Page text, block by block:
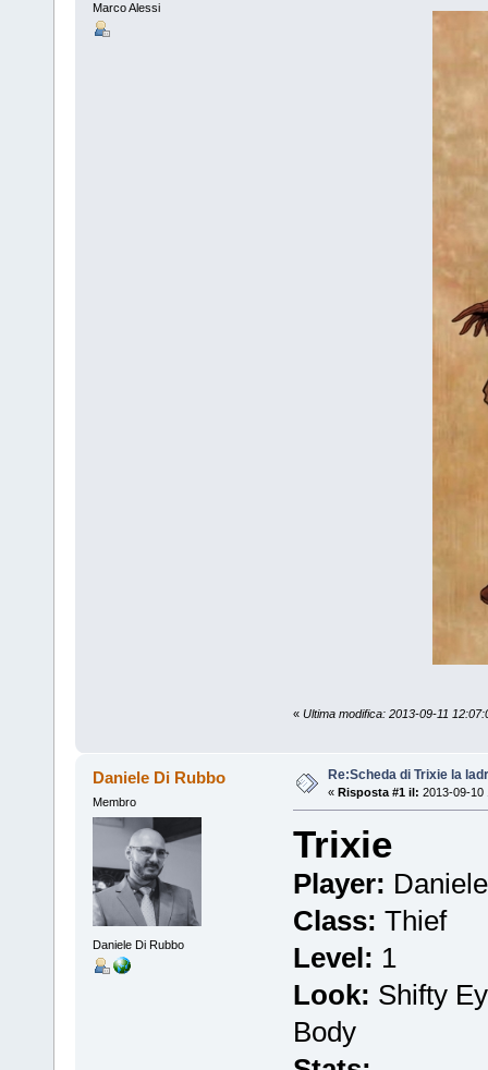
Marco Alessi
« Ultima modifica: 2013-09-11
Daniele Di Rubbo
Membro
Daniele Di Rubbo
Re:Scheda di Trixie la
« Risposta #1 il: 2013-09-10
Trixie
Player: Daniele
Class: Thief
Level: 1
Look: Shifty
Body